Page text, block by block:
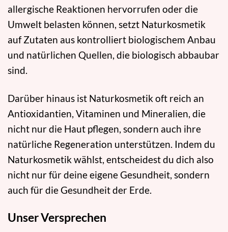
allergische Reaktionen hervorrufen oder die
Umwelt belasten können, setzt Naturkosmetik
auf Zutaten aus kontrolliert biologischem Anbau
und natürlichen Quellen, die biologisch abbaubar
sind.
Darüber hinaus ist Naturkosmetik oft reich an
Antioxidantien, Vitaminen und Mineralien, die
nicht nur die Haut pflegen, sondern auch ihre
natürliche Regeneration unterstützen. Indem du
Naturkosmetik wählst, entscheidest du dich also
nicht nur für deine eigene Gesundheit, sondern
auch für die Gesundheit der Erde.
Unser Versprechen